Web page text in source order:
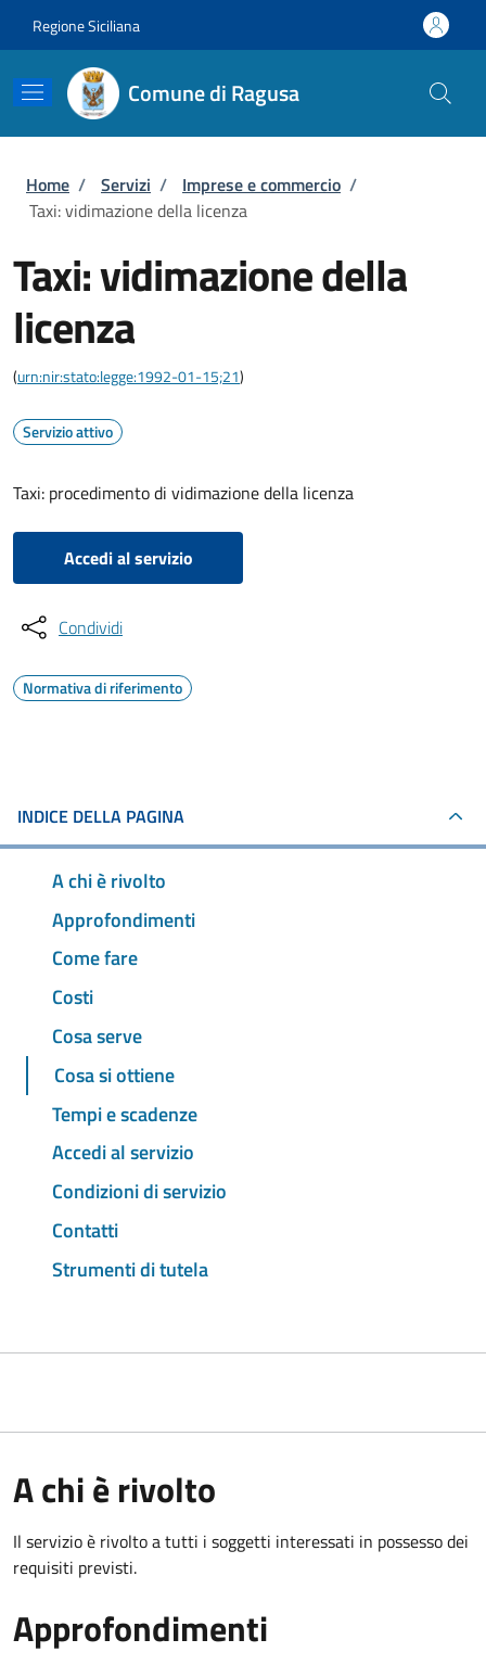
Regione Siciliana
Comune di Ragusa
Briciole di pane
Home / Servizi / Imprese e commercio /
Taxi: vidimazione della licenza
Taxi: vidimazione della
licenza
(urn:nir:stato:legge:1992-01-15;21)
Servizio attivo
Taxi: procedimento di vidimazione della licenza
Accedi al servizio
Condividi
Normativa di riferimento
INDICE DELLA PAGINA
A chi è rivolto
Approfondimenti
Come fare
Costi
Cosa serve
Cosa si ottiene
Tempi e scadenze
Accedi al servizio
Condizioni di servizio
Contatti
Strumenti di tutela
A chi è rivolto
Il servizio è rivolto a tutti i soggetti interessati in possesso dei
requisiti previsti.
Approfondimenti